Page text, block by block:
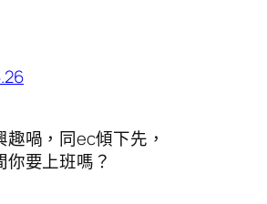
趣喎，同ec傾下先，
你要上班嗎？